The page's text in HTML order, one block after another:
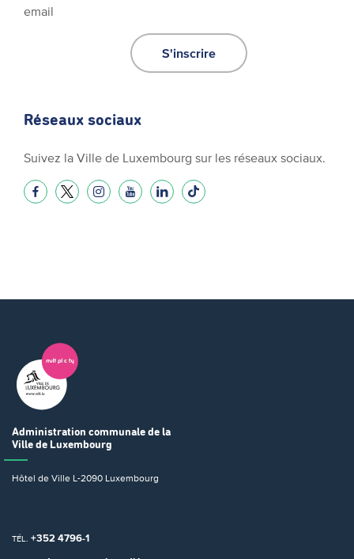
email
S'inscrire
Réseaux sociaux
Suivez la Ville de Luxembourg sur les réseaux sociaux.
Administration communale de la
Ville de Luxembourg
Hôtel de Ville L-2090 Luxembourg
TÉL. +352 4796-1